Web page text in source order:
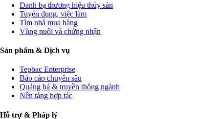
Danh bạ thương hiệu thủy sản
Tuyển dụng, việc làm
Tìm nhà mua hàng
Vùng nuôi và chứng nhận
Sản phẩm & Dịch vụ
Tepbac Enterprise
Báo cáo chuyên sâu
Quảng bá & truyền thông ngành
Nền tảng hợp tác
Hỗ trợ & Pháp lý